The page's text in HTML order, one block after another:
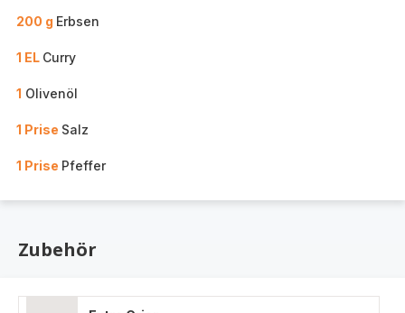
200 g Erbsen
1 EL Curry
1 Olivenöl
1 Prise Salz
1 Prise Pfeffer
Zubehör